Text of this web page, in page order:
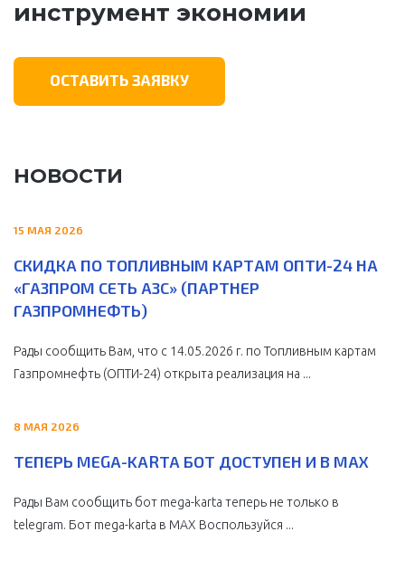
инструмент экономии
ОСТАВИТЬ ЗАЯВКУ
НОВОСТИ
15 МАЯ 2026
СКИДКА ПО ТОПЛИВНЫМ КАРТАМ ОПТИ-24 НА
«ГАЗПРОМ СЕТЬ АЗС» (ПАРТНЕР
ГАЗПРОМНЕФТЬ)
Рады сообщить Вам, что с 14.05.2026 г. по Топливным картам
Газпромнефть (ОПТИ-24) открыта реализация на ...
8 МАЯ 2026
ТЕПЕРЬ MEGA-KARTA БОТ ДОСТУПЕН И В MAX
Рады Вам сообщить бот mega-karta теперь не только в
telegram. Бот mega-karta в МАХ Воспользуйся ...